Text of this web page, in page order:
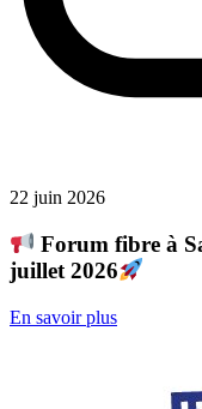
22 juin 2026
Forum fibre à
juillet 2026
En savoir plus